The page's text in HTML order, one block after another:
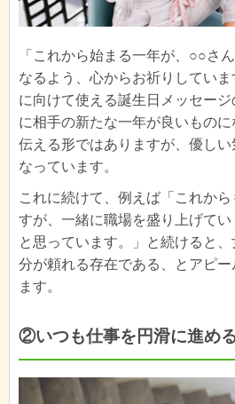
「これから始まる一年が、○○さ
なるよう、心からお祈りしてい
に向けて使える誕生日メッセー
に相手の新たな一年が良いもの
伝える形ではありますが、優し
なっています。
これに続けて、例えば「これか
すが、一緒に職場を盛り上げて
と思っています。」と続けると
分が頼れる存在である、とアピー
ます。
②いつも仕事を円滑に進め